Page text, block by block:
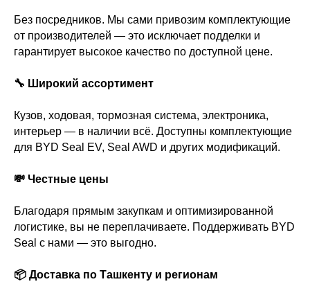
Без посредников. Мы сами привозим комплектующие
от производителей — это исключает подделки и
гарантирует высокое качество по доступной цене.
🔧 Широкий ассортимент
Кузов, ходовая, тормозная система, электроника,
интерьер — в наличии всё. Доступны комплектующие
для BYD Seal EV, Seal AWD и других модификаций.
💸 Честные цены
Благодаря прямым закупкам и оптимизированной
логистике, вы не переплачиваете. Поддерживать BYD
Seal с нами — это выгодно.
📦 Доставка по Ташкенту и регионам